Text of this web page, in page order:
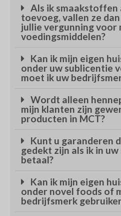
Als ik smaakstoffen
toevoeg, vallen ze
jullie vergunning voor
voedingsmiddelen?
Kan ik mijn eigen
onder uw sublicentie
moet ik uw
Wordt alleen
mijn klanten zijn
producten in MCT?
Kunt u garanderen
gedekt zijn als ik in
betaal?
Kan ik mijn eigen
onder novel foods of
bedrijfsmerk